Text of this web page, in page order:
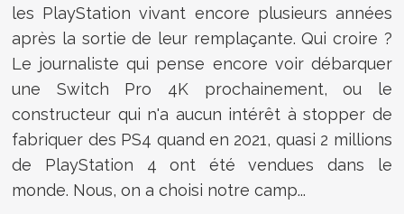
les PlayStation vivant encore plusieurs années
après la sortie de leur remplaçante. Qui croire ?
Le journaliste qui pense encore voir débarquer
une Switch Pro 4K prochainement, ou le
constructeur qui n'a aucun intérêt à stopper de
fabriquer des PS4 quand en 2021, quasi 2 millions
de PlayStation 4 ont été vendues dans le
monde. Nous, on a choisi notre camp...